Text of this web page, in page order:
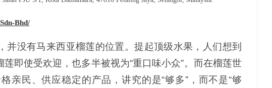
Bhd/
没有马来西亚榴莲的位置。提起顶级水果，人们想到
即使受欢迎，也多半被视为“重口味小众”。而在榴莲世
亲民、供应稳定的产品，讲究的是“够多”，而不是“够